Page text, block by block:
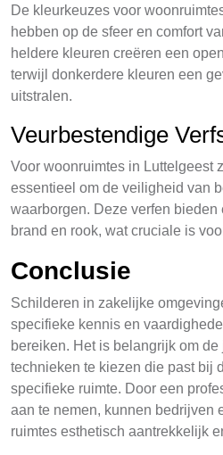
De kleurkeuzes voor
hebben op de sfeer en comfort
heldere kleuren creëren een
terwijl donkerdere kleuren een
uitstralen.
Veurbestendige
Voor woonruimtes in Luttelgeest
essentieel om de veiligheid van
waarborgen. Deze verfen bieden
brand en rook, wat cruciale is
Conclusie
Schilderen in zakelijke
specifieke kennis en
bereiken. Het is belangrijk om
technieken te kiezen die past bij
specifieke ruimte. Door een
aan te nemen, kunnen bedrijven
ruimtes esthetisch aantrekkelijk